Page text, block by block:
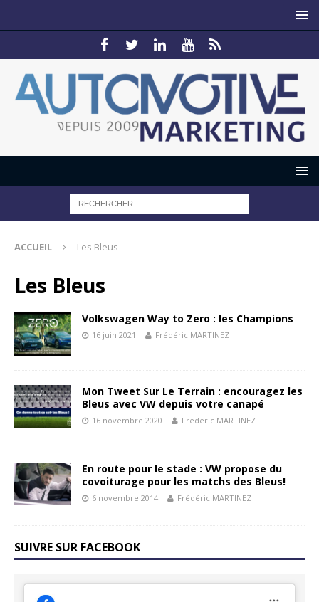
ACCUEIL Les Bleus
Les Bleus
Volkswagen Way to Zero : les Champions
16 juin 2021 Frédéric MARTINEZ
Mon Tweet Sur Le Terrain : encouragez les
Bleus avec VW depuis votre canapé
16 novembre 2020 Frédéric MARTINEZ
En route pour le stade : VW propose du
covoiturage pour les matchs des Bleus!
6 novembre 2014 Frédéric MARTINEZ
SUIVRE SUR FACEBOOK